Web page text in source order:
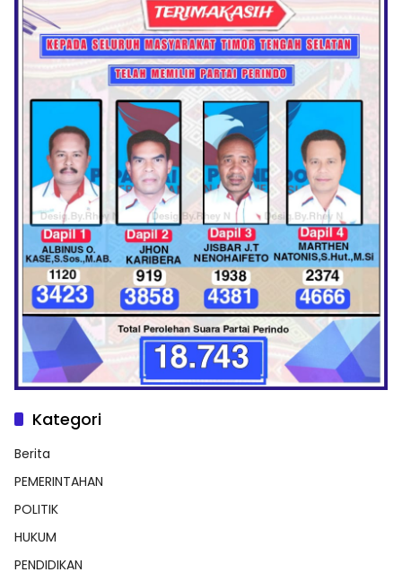
Kategori
Berita
PEMERINTAHAN
POLITIK
HUKUM
PENDIDIKAN